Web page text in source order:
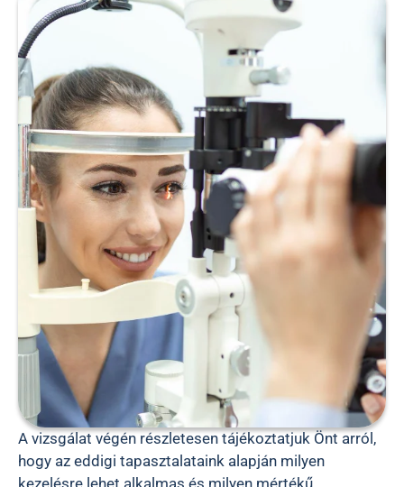
A vizsgálat végén részletesen tájékoztatjuk Önt arról,
hogy az eddigi tapasztalataink alapján milyen
kezelésre lehet alkalmas és milyen mértékű